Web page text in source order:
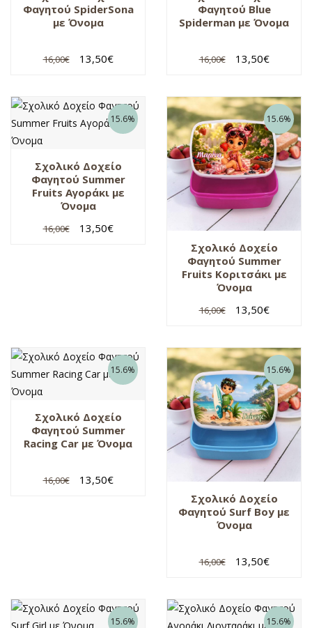
Φαγητού SpiderSona
με Όνομα
16,00€ 13,50€
Φαγητού Βlue
Spiderman με Όνομα
16,00€ 13,50€
15.6%
Σχολικό Δοχείο
Φαγητού Summer
Fruits Αγοράκι με
Όνομα
16,00€ 13,50€
15.6%
Σχολικό Δοχείο
Φαγητού Summer
Fruits Κοριτσάκι με
Όνομα
16,00€ 13,50€
15.6%
Σχολικό Δοχείο
Φαγητού Summer
Racing Car με Όνομα
16,00€ 13,50€
15.6%
Σχολικό Δοχείο
Φαγητού Surf Boy με
Όνομα
16,00€ 13,50€
15.6% 15.6%